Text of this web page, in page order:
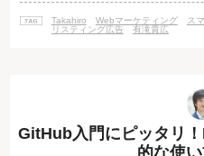
年末のインターネットの人口普及率
Takahiro Webマーケティング
ス
リスティング広告
有滝貴広
GitHub入門にピッタリ
的な使